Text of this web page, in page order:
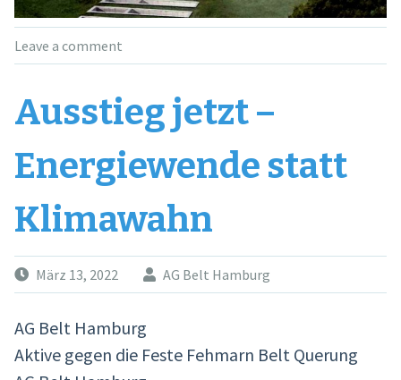
Leave a comment
Ausstieg jetzt –
Energiewende statt
Klimawahn
März 13, 2022 AG Belt Hamburg
AG Belt Hamburg
Aktive gegen die Feste Fehmarn Belt Querung